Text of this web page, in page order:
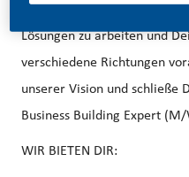
Lösungen zu arbeiten und
verschiedene Richtungen
unserer Vision und schließe
Business Building Expert
WIR BIETEN DIR: